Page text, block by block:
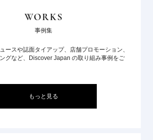
WORKS
事例集
ースや誌面タイアップ、店舗プロモーション、
グなど、Discover Japan の取り組み事例をご
もっと見る